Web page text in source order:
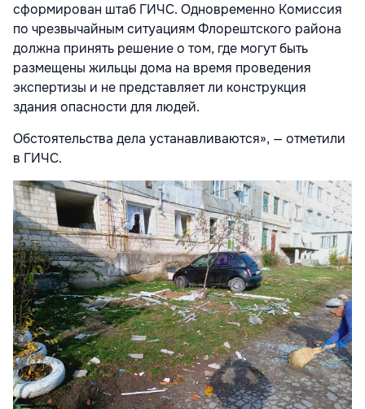
сформирован штаб ГИЧС. Одновременно Комиссия
по чрезвычайным ситуациям Флорештского района
должна принять решение о том, где могут быть
размещены жильцы дома на время проведения
экспертизы и не представляет ли конструкция
здания опасности для людей.
Обстоятельства дела устанавливаются», — отметили
в ГИЧС.